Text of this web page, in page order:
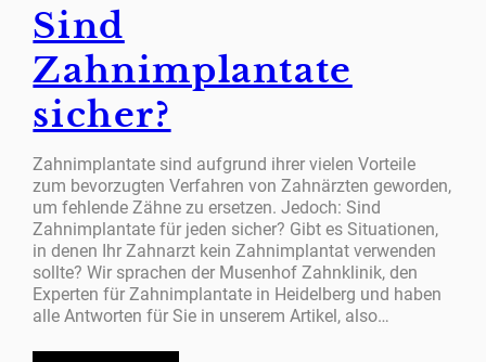
Sind
Zahnimplantate
sicher?
Zahnimplantate sind aufgrund ihrer vielen Vorteile
zum bevorzugten Verfahren von Zahnärzten geworden,
um fehlende Zähne zu ersetzen. Jedoch: Sind
Zahnimplantate für jeden sicher? Gibt es Situationen,
in denen Ihr Zahnarzt kein Zahnimplantat verwenden
sollte? Wir sprachen der Musenhof Zahnklinik, den
Experten für Zahnimplantate in Heidelberg und haben
alle Antworten für Sie in unserem Artikel, also…